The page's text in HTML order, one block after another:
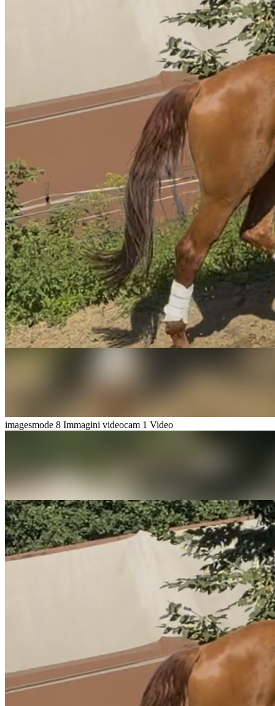
imagesmode 8 Immagini videocam 1 Video